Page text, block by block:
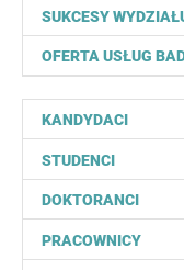
SUKCESY
OFERTA USŁUG
KANDYDACI
STUDENCI
DOKTORANCI
PRACOWNICY